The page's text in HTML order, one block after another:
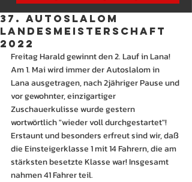
37. AUTOSLALOM
LANDESMEISTERSCHAFT
2022
Freitag Harald gewinnt den 2. Lauf in Lana!
Am 1. Mai wird immer der Autoslalom in
Lana ausgetragen, nach 2jähriger Pause und
vor gewohnter, einzigartiger
Zuschauerkulisse wurde gestern
wortwörtlich "wieder voll durchgestartet"!
Erstaunt und besonders erfreut sind wir, daß
die Einsteigerklasse 1 mit 14 Fahrern, die am
stärksten besetzte Klasse war! Insgesamt
nahmen 41 Fahrer teil.